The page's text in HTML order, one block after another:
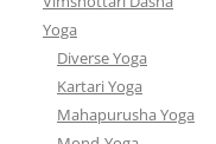
Yoga
Diverse Yoga
Kartari Yoga
Mahapurusha Yoga